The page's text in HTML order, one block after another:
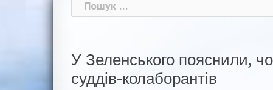
Пошук:
У Зеленського пояснили,
суддів-колаборантів